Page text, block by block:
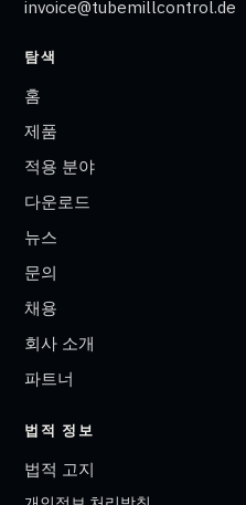
invoice@tubemillcontrol.de
탐색
홈
제품
적용 분야
다운로드
뉴스
문의
채용
회사 소개
파트너
법적 정보
법적 고지